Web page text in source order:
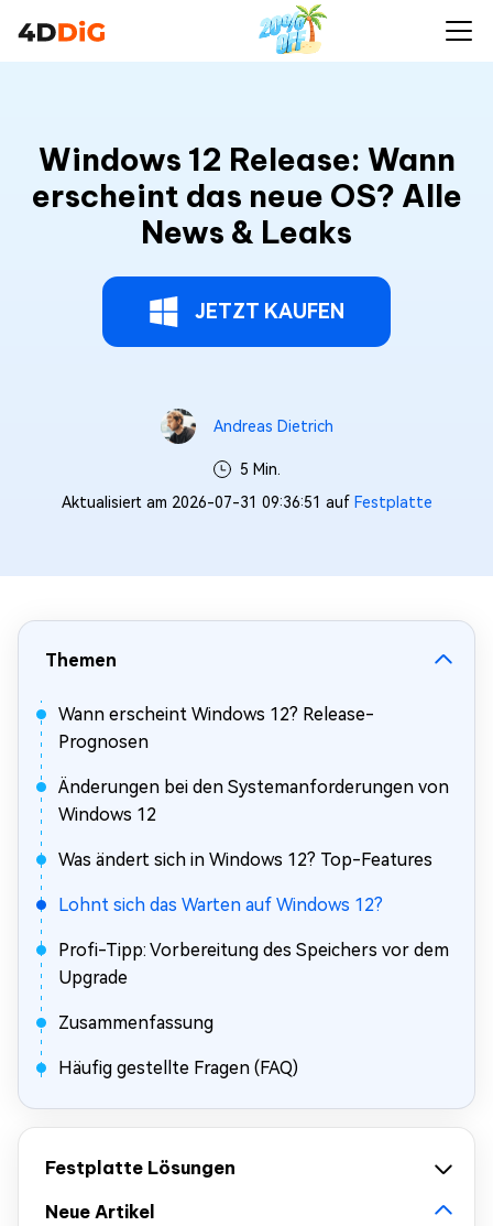
Windows 12 Release: Wann
erscheint das neue OS? Alle
News & Leaks
JETZT KAUFEN
Andreas Dietrich
5 Min.
Aktualisiert am 2026-07-31 09:36:51 auf Festplatte
Themen
Wann erscheint Windows 12? Release-
Prognosen
Änderungen bei den Systemanforderungen von
Windows 12
Was ändert sich in Windows 12? Top-Features
Lohnt sich das Warten auf Windows 12?
Profi-Tipp: Vorbereitung des Speichers vor dem
Upgrade
Zusammenfassung
Häufig gestellte Fragen (FAQ)
Festplatte Lösungen
Neue Artikel